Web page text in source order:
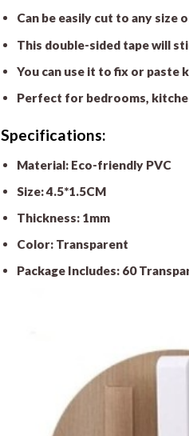
Can be easily cut to any size
This double-sided tape will
You can use it to fix or paste
Perfect for bedrooms,
Specifications:
Material: Eco-friendly PVC
Size: 4.5*1.5CM
Thickness: 1mm
Color: Transparent
Package Includes: 60